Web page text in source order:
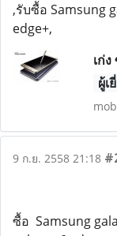
,รับซื้อ Samsung
edge+,
เก่
ผู้เ
9 ก.ย. 2558 21:18
ซื้อ Samsung